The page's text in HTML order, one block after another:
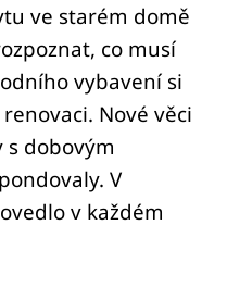
ve starém domě
co musí
vybavení si
Nové věci
dobovým
V
v každém